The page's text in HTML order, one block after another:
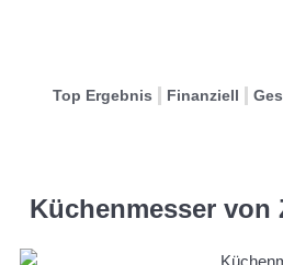
Top Ergebnis Finanziell
Küchenmesser